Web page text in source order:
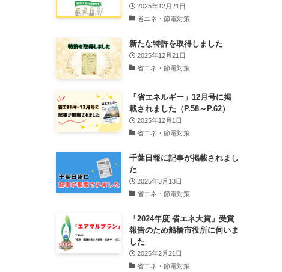
2025年12月21日
省エネ・節電対策
新たな特許を取得しました
2025年12月21日
省エネ・節電対策
「省エネルギー」12月号に掲
載されました（P.58～P.62）
2025年12月1日
省エネ・節電対策
千葉日報に記事が掲載されまし
た
2025年3月13日
省エネ・節電対策
「2024年度 省エネ大賞」受賞
報告のため船橋市役所に伺いま
した
2025年2月21日
省エネ・節電対策